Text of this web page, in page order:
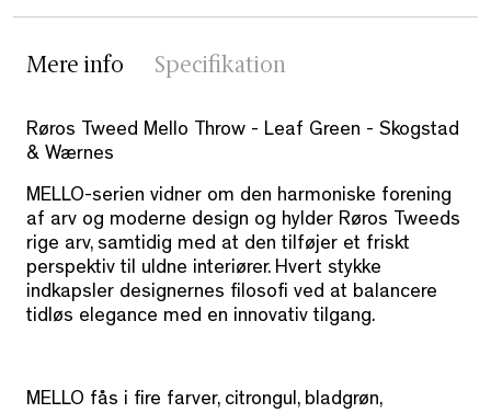
Mere info Specifikation
Røros Tweed Mello Throw - Leaf Green - Skogstad
& Wærnes
MELLO-serien vidner om den harmoniske forening
af arv og moderne design og hylder Røros Tweeds
rige arv, samtidig med at den tilføjer et friskt
perspektiv til uldne interiører. Hvert stykke
indkapsler designernes filosofi ved at balancere
tidløs elegance med en innovativ tilgang.
MELLO fås i fire farver, citrongul, bladgrøn,